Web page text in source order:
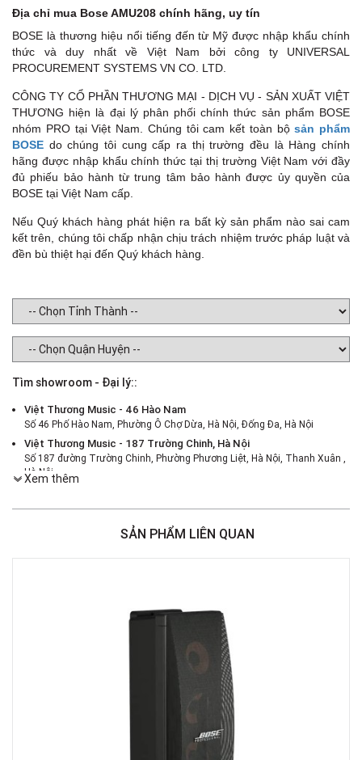
Địa chỉ mua Bose AMU208 chính hãng, uy tín
BOSE là thương hiệu nổi tiếng đến từ Mỹ được nhập khẩu chính
thức và duy nhất về Việt Nam bởi công ty UNIVERSAL
PROCUREMENT SYSTEMS VN CO. LTD.
CÔNG TY CỔ PHẦN THƯƠNG MẠI - DỊCH VỤ - SẢN XUẤT VIỆT
THƯƠNG hiện là đại lý phân phối chính thức sản phẩm BOSE
nhóm PRO tại Việt Nam. Chúng tôi cam kết toàn bộsản phẩm
BOSE do chúng tôi cung cấp ra thị trường đều là Hàng chính
hãng được nhập khẩu chính thức tại thị trường Việt Nam với đầy
đủ phiếu bảo hành từ trung tâm bảo hành được ủy quyền của
BOSE tại Việt Nam cấp.
Nếu Quý khách hàng phát hiện ra bất kỳ sản phẩm nào sai cam
kết trên, chúng tôi chấp nhận chịu trách nhiệm trước pháp luật và
đền bù thiệt hại đến Quý khách hàng.
Tìm showroom - Đại lý::
Việt Thương Music - 46 Hào Nam
Số 46 Phố Hào Nam, Phường Ô Chợ Dừa, Hà Nội, Đống Đa, Hà Nội
Việt Thương Music - 187 Trường Chinh, Hà Nội
Số 187 đường Trường Chinh, Phường Phương Liệt, Hà Nội, Thanh Xuân ,
Hà Nội
386 Cách Mạng Tháng Tám, Phường Nhiêu Lộc, TPHCM, Quận 3, Hồ Chí
Việt Thương Music - 369 Điện Biên Phủ
Việt Thương Music - Crescent Mall
6F-01 Tầng 6 Trung Tâm Thương Mại Crescent Mall, 101 Tôn Dật Tiên,
Phường Tân Mỹ, TPHCM, Quận 7, Hồ Chí Minh
49E Phan Đăng Lưu, Phường Bình Thạnh, TPHCM, Quận Bình Thạnh, Hồ
Việt Thương Music - Phường Gò Vấp
11 Đường số 3, Khu dân cư Cityland Park Hill, Phường Gò Vấp, TPHCM,
Việt Thương Music - 442 Lũy Bán Bích
Xem thêm
SẢN PHẨM LIÊN QUAN